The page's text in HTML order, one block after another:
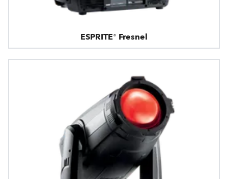
ESPRITE® Fresnel